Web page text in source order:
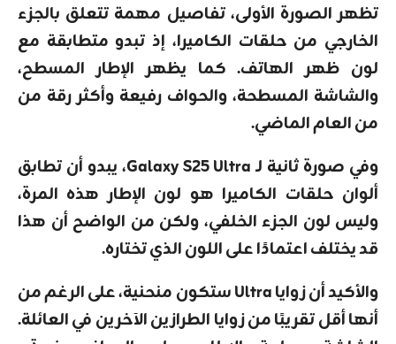
تظهر الصورة الأولى، تفاصيل مهمة تتعلق بالجزء
الخارجي من حلقات الكاميرا، إذ تبدو متطابقة مع
لون ظهر الهاتف. كما يظهر الإطار المسطح،
والشاشة المسطحة، والحواف رفيعة وأكثر رقة من
من العام الماضي.
وفي صورة ثانية لـ Galaxy S25 Ultra، يبدو أن تطابق
ألوان حلقات الكاميرا هو لون الإطار هذه المرة،
وليس لون الجزء الخلفي، ولكن من الواضح أن هذا
قد يختلف اعتمادًا على اللون الذي تختاره.
والأكيد أن زوايا Ultra ستكون منحنية، على الرغم من
أنها أقل تقريبًا من زوايا الطرازين الآخرين في العائلة.